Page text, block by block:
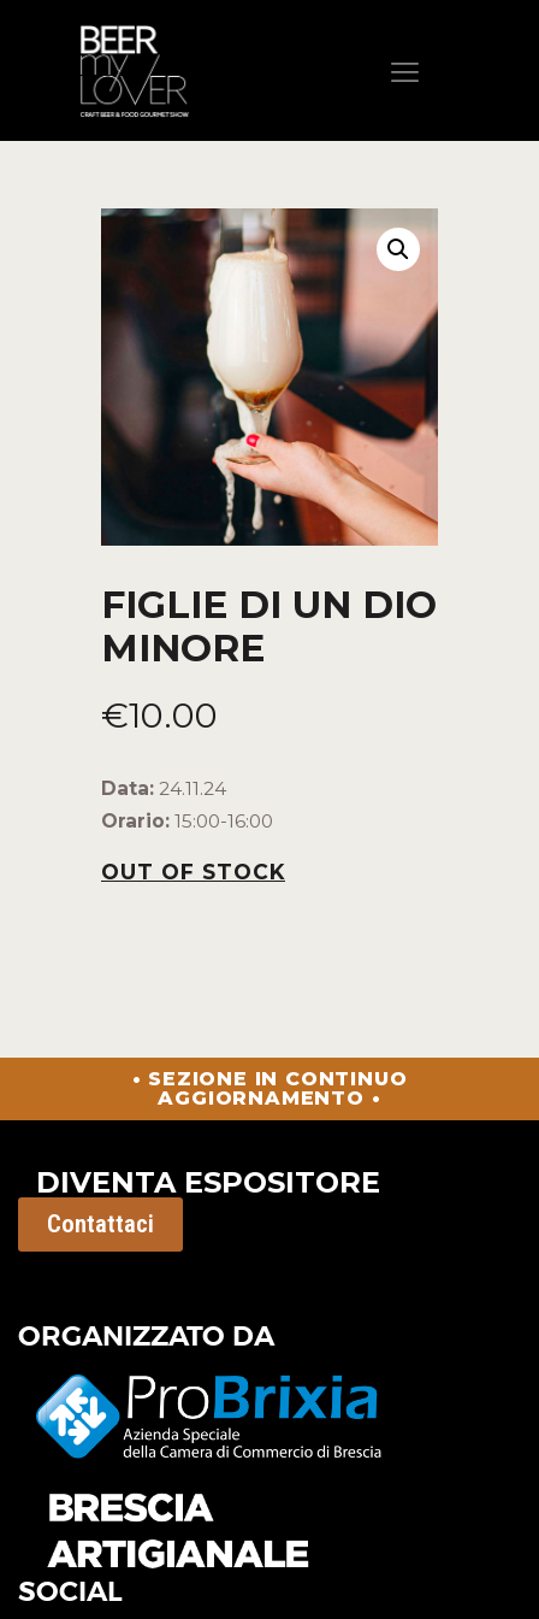
CHI SIAMO
PROGRAMMA
VISITA
ESPONI
PROTAGONISTI
ELENCO ESPOSITORI
NEWS
CONTATTI
ACQUISTA BIGLIETTO
FIGLIE DI UN DIO
MINORE
€10.00
Data: 24.11.24
Orario: 15:00-16:00
OUT OF STOCK
• SEZIONE IN CONTINUO
AGGIORNAMENTO •
DIVENTA ESPOSITORE
Contattaci
ORGANIZZATO DA
SOCIAL